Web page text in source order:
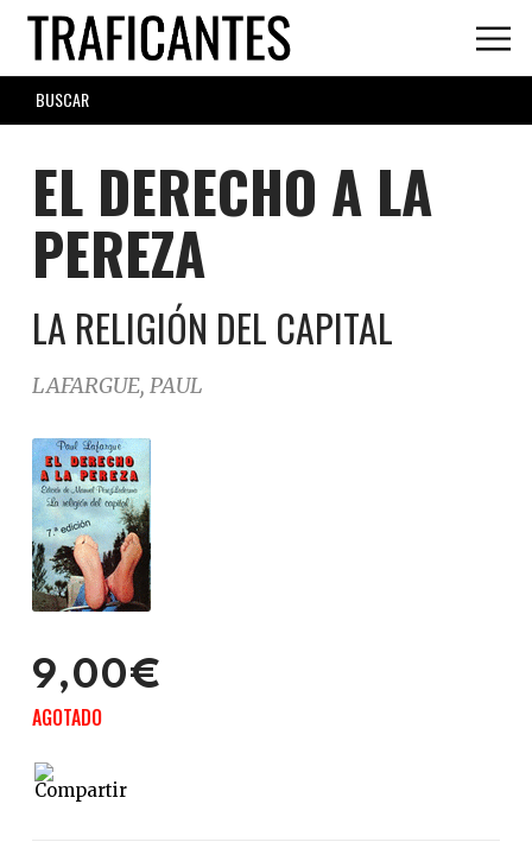
Skip
main
content
SEARCH
FORM
EL DERECHO A LA
PEREZA
LA RELIGIÓN DEL CAPITAL
LAFARGUE, PAUL
9,00€
AGOTADO